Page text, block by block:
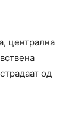
централна
од